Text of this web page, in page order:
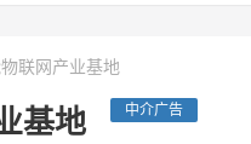
联网产业基地
基地 中介广告